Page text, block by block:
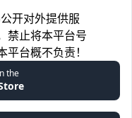
开对外提供服
禁止将本平台号
台概不负责！
the